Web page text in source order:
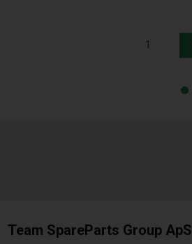
Team SpareParts Group ApS